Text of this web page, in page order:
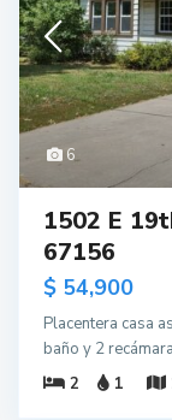
6
1502 E
67156
$ 54,900
Placentera casa
baño y 2
2
1